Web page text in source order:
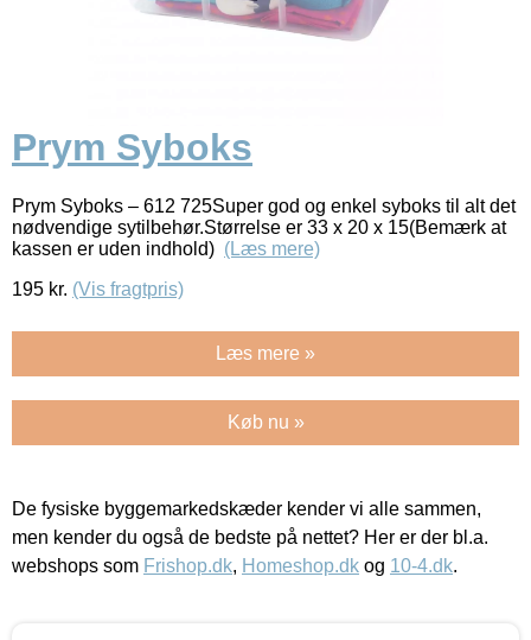
Prym Syboks
Prym Syboks – 612 725Super god og enkel syboks til alt det
nødvendige sytilbehør.Størrelse er 33 x 20 x 15(Bemærk at
kassen er uden indhold) (Læs mere)
195 kr. (Vis fragtpris)
Læs mere »
Køb nu »
De fysiske byggemarkedskæder kender vi alle sammen,
men kender du også de bedste på nettet? Her er der bl.a.
webshops som Frishop.dk, Homeshop.dk og 10-4.dk.